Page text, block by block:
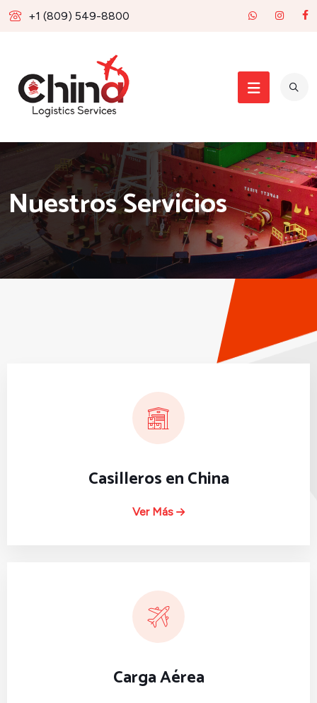
+1 (809) 549-8800
Nuestros Servicios
Casilleros en China
Ver Más
Carga Aérea